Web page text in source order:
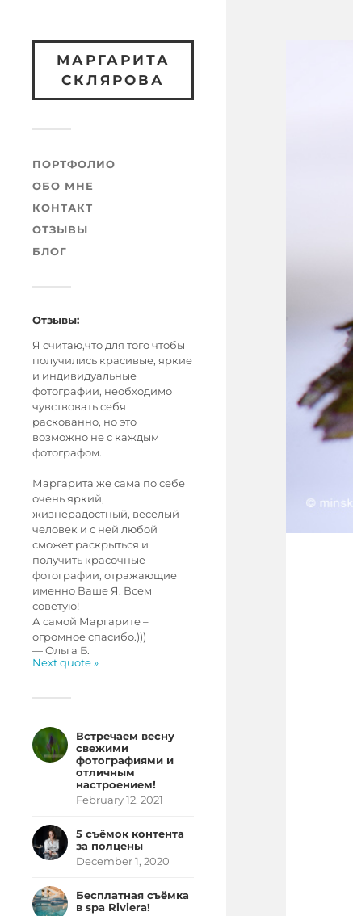
МАРГАРИТА
СКЛЯРОВА
ПОРТФОЛИО
ОБО МНЕ
КОНТАКТ
ОТЗЫВЫ
БЛОГ
Отзывы:
Я считаю,что для того чтобы
получились красивые, яркие
и индивидуальные
фотографии, необходимо
чувствовать себя
раскованно, но это
возможно не с каждым
фотографом.
Маргарита же сама по себе
очень яркий,
жизнерадостный, веселый
человек и с ней любой
сможет раскрыться и
получить красочные
фотографии, отражающие
именно Ваше Я. Всем
советую!
А самой Маргарите –
огромное спасибо.)))
— Ольга Б.
Next quote »
Встречаем весну
свежими
фотографиями и
отличным
настроением!
February 12, 2021
5 съёмок контента
за полцены
December 1, 2020
Бесплатная съёмка
в spa Riviera!